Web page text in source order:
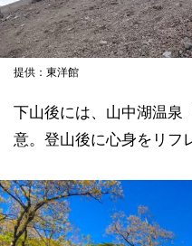
提供：東洋館
下山後には、山中湖温泉
意。登山後に心身をリフ